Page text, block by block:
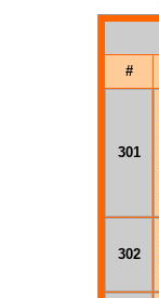
#
301
302